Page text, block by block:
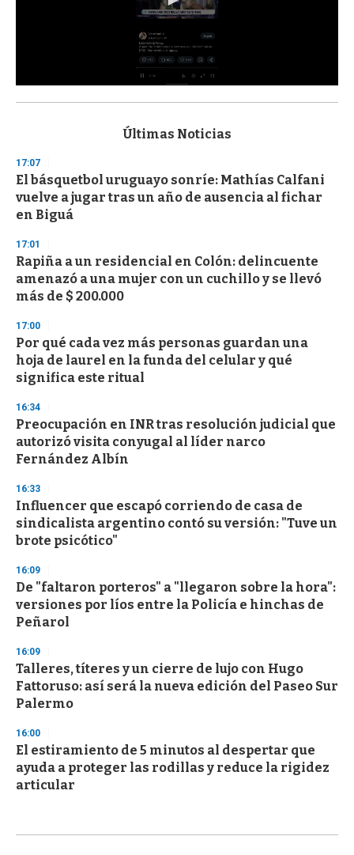
s
d
s
o
f
3
s
e
c
o
n
s
Últimas Noticias
17:07
El básquetbol uruguayo sonríe: Mathías Calfani
vuelve a jugar tras un año de ausencia al fichar
en Biguá
17:01
Rapiña a un residencial en Colón: delincuente
amenazó a una mujer con un cuchillo y se llevó
más de $ 200.000
17:00
Por qué cada vez más personas guardan una
hoja de laurel en la funda del celular y qué
significa este ritual
16:34
Preocupación en INR tras resolución judicial que
autorizó visita conyugal al líder narco
Fernández Albín
16:33
Influencer que escapó corriendo de casa de
sindicalista argentino contó su versión: "Tuve un
brote psicótico"
16:09
De "faltaron porteros" a "llegaron sobre la hora":
versiones por líos entre la Policía e hinchas de
Peñarol
16:09
Talleres, títeres y un cierre de lujo con Hugo
Fattoruso: así será la nueva edición del Paseo Sur
Palermo
16:00
El estiramiento de 5 minutos al despertar que
ayuda a proteger las rodillas y reduce la rigidez
articular